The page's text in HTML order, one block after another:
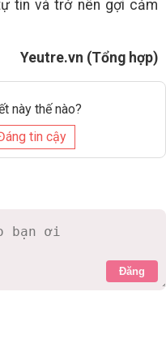
tin và trở nên gợi cảm
Yeutre.vn (Tổng hợp)
này thế nào?
tin cậy
Đăng